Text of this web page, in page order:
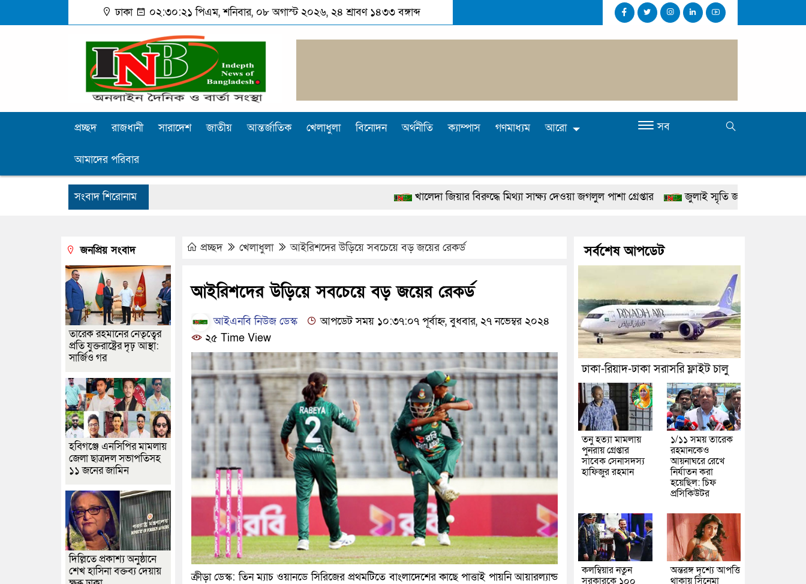
ঢাকা ০২:৩০:২২ পিএম, শনিবার, ০৮ অগাস্ট ২০২৬, ২৪ শ্রাবণ ১৪৩৩ বঙ্গাব্দ
প্রচ্ছদ রাজধানী সারাদেশ জাতীয় আন্তর্জাতিক খেলাধুলা বিনোদন অর্থনীতি ক্যাম্পাস গণমাধ্যম আরো
আমাদের পরিবার
সব
সংবাদ শিরোনাম খালেদা জিয়ার বিরুদ্ধে মিথ্যা সাক্ষ্য দেওয়া জগলুল পাশা গ্রেপ্তার
জুলাই স্মৃতি জাদুঘর উদ্বোধন করবেন
পুলিশ কোনো দলের বা গোষ্ঠীর লাঠিয়াল বাহিনী নয়: স্বরাষ্ট্রমন্ত্রী
গাজীপুরে সাতজনকে হত্যার ঘটনায় বিচারের
রাজধানীর দুই মেট্রো স্টেশনে ‘বোমা সদৃশ’ বস্তু
আদালতকে বলতে চাইলাম ফাঁসি দিয়ে দেন, প্রস্তুত আছি: লতিফ সিদ্দিকী
নতুন মামলায় গ্রেফতার দেখানো
প্রচ্ছদ খেলাধুলা আইরিশদের উড়িয়ে সবচেয়ে বড় জয়ের রেকর্ড
আইরিশদের উড়িয়ে সবচেয়ে বড় জয়ের রেকর্ড
আইএনবি নিউজ ডেস্ক
আপডেট সময় ১০:৩৭:০৭ পূর্বাহ্ন, বুধবার, ২৭ নভেম্বর ২০২৪
২৫ Time View
ক্রীড়া ডেস্ক: তিন ম্যাচ ওয়ানডে সিরিজের প্রথমটিতে বাংলাদেশের কাছে পাত্তাই পায়নি আয়ারল্যান্ড
জনপ্রিয় সংবাদ
তারেক রহমানের নেতৃত্বের
প্রতি যুক্তরাষ্ট্রের দৃঢ় আস্থা:
সার্জিও গর
হবিগঞ্জে এনসিপির মামলায়
জেলা ছাত্রদল সভাপতিসহ
১১ জনের জামিন
দিল্লিতে প্রকাশ্য অনুষ্ঠানে
শেখ হাসিনা বক্তব্য দেয়ায়
সর্বশেষ আপডেট
ঢাকা-রিয়াদ-ঢাকা সরাসরি ফ্লাইট চালু
তনু হত্যা মামলায়
পুনরায় গ্রেপ্তার
সাবেক সেনাসদস্য
হাফিজুর রহমান
১/১১ সময় তারেক
রহমানকেও
আয়নাঘরে রেখে
নির্যাতন করা
হয়েছিল: চিফ
প্রসিকিউটর
কলম্বিয়ার নতুন
সরকারকে ১০০
অন্তরঙ্গ দৃশ্যে আপত্তি
থাকায় সিনেমা